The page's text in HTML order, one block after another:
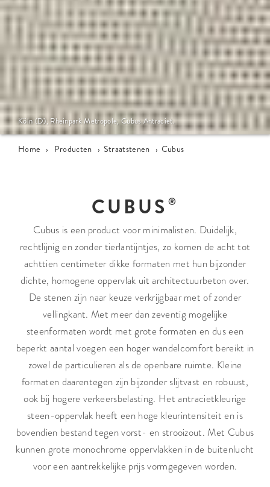
Köln (D), Rheinpark Metropole, Cubus Antraciet.
Home › Producten › Straatstenen › Cubus
CUBUS
Cubus is een product voor minimalisten. Duidelijk,
rechtlijnig en zonder tierlantijntjes, zo komen de acht tot
achttien centimeter dikke formaten met hun bijzonder
dichte, homogene oppervlak uit architectuurbeton over.
De stenen zijn naar keuze verkrijgbaar met of zonder
vellingkant. Met meer dan zeventig mogelijke
steenformaten wordt met grote formaten en dus een
beperkt aantal voegen een hoger wandelcomfort bereikt in
zowel de particulieren als de openbare ruimte. Kleine
formaten daarentegen zijn bijzonder slijtvast en robuust,
ook bij hogere verkeersbelasting. Het antracietkleurige
steen-oppervlak heeft een hoge kleurintensiteit en is
bovendien bestand tegen vorst- en strooizout. Met Cubus
kunnen grote monochrome oppervlakken in de buitenlucht
voor een aantrekkelijke prijs vormgegeven worden.